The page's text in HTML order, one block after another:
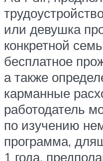
или девушка
конкретной
бесплатное
а также
карманные
работодатель
по изучению
программа,
1 года,